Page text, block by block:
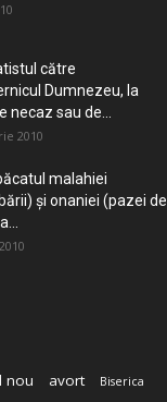
către
Dumnezeu, la
necaz sau de...
2010
malahiei
şi onaniei (pazei de
nou avort Biserica